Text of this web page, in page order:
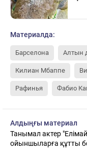
Материалда:
Барселона Алтын
Килиан Мбаппе
Рафинья Фабио
Алдыңғы материал
Танымал актер
ойыншыларға құтты